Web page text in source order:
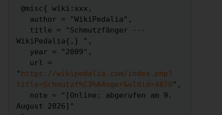
@misc{ wiki:xxx,
WikiPedalia{,} ",
"https://wikipedalia.com/index.php?
title=Schmutzf%C3%A4nger&oldid=4878",
August 2026]"